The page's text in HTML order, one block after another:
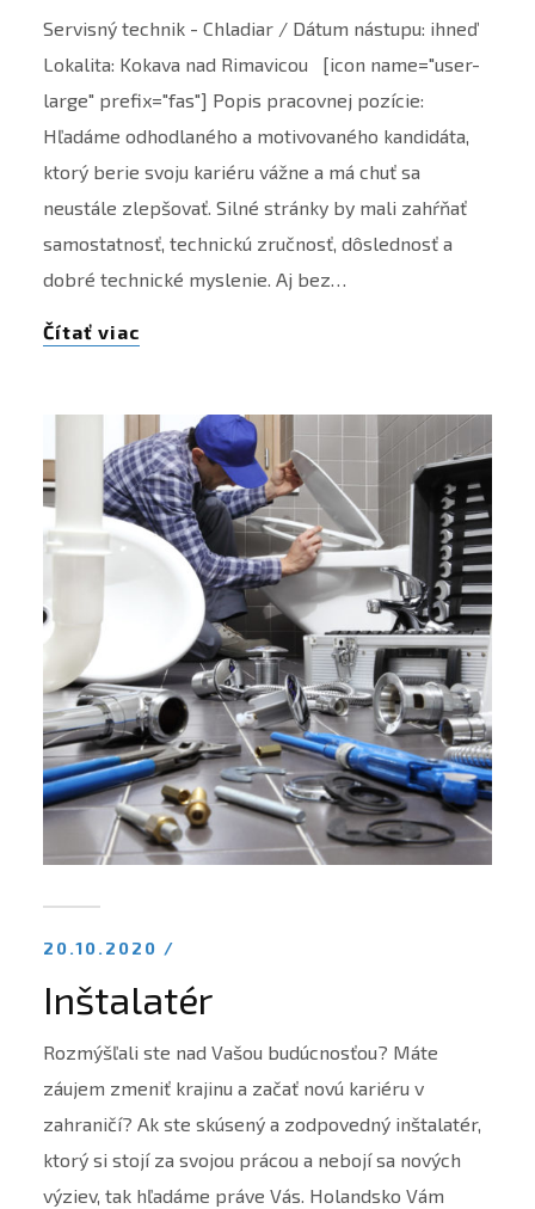
Servisný technik - Chladiar / Dátum nástupu: ihneď
Lokalita: Kokava nad Rimavicou [icon name="user-
large" prefix="fas"] Popis pracovnej pozície:
Hľadáme odhodlaného a motivovaného kandidáta,
ktorý berie svoju kariéru vážne a má chuť sa
neustále zlepšovať. Silné stránky by mali zahŕňať
samostatnosť, technickú zručnosť, dôslednosť a
dobré technické myslenie. Aj bez…
Čítať viac
20.10.2020 /
Inštalatér
Rozmýšľali ste nad Vašou budúcnosťou? Máte
záujem zmeniť krajinu a začať novú kariéru v
zahraničí? Ak ste skúsený a zodpovedný inštalatér,
ktorý si stojí za svojou prácou a nebojí sa nových
výziev, tak hľadáme práve Vás. Holandsko Vám